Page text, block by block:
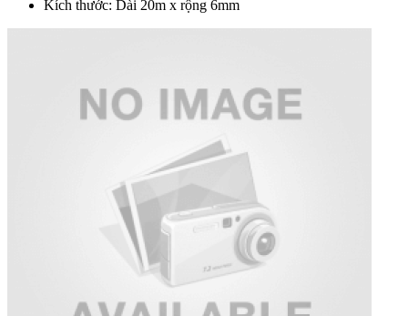
Kích thước: Dài 20m x rộng 6mm